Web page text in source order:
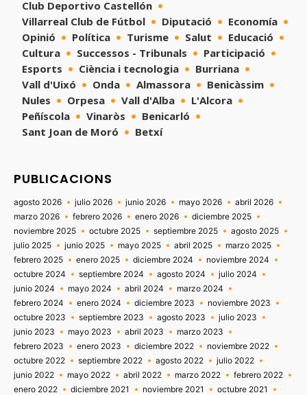
Club Deportivo Castellón
Villarreal Club de Fútbol
Diputació
Economía
Opinió
Política Turisme Salut
Educació
Cultura
Successos - Tribunals
Participació
Esports
Ciència i tecnologia
Burriana
Vall d'Uixó
Onda Almassora
Benicàssim
Nules
Orpesa Vall d'Alba
L'Alcora
Peñíscola
Vinaròs
Benicarló
Sant Joan de Moró
Betxí
PUBLICACIONS
agosto 2026 julio 2026 junio 2026 mayo 2026
abril 2026
marzo 2026
febrero 2026 enero 2026
diciembre 2025
noviembre 2025
octubre 2025 septiembre 2025
agosto 2025
julio 2025
junio 2025 mayo 2025 abril 2025
marzo 2025
febrero 2025
enero 2025 diciembre 2024
noviembre 2024
octubre 2024
septiembre 2024 agosto 2024
julio 2024
junio 2024
mayo 2024 abril 2024
marzo 2024
febrero 2024
enero 2024 diciembre 2023
noviembre 2023
octubre 2023
septiembre 2023 agosto 2023
julio 2023
junio 2023
mayo 2023 abril 2023
marzo 2023
febrero 2023
enero 2023 diciembre 2022
noviembre 2022
octubre 2022
septiembre 2022 agosto 2022
julio 2022
junio 2022
mayo 2022 abril 2022 marzo 2022
febrero 2022
enero 2022
diciembre 2021 noviembre 2021
octubre 2021